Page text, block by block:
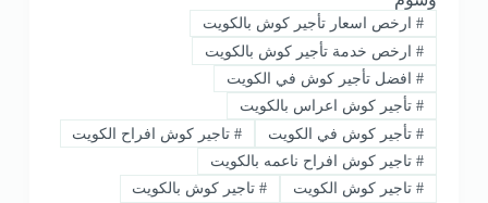
#ارخص اسعار تأجير كوش بالكويت
#ارخص خدمة تأجير كوش بالكويت
#افضل تأجير كوش في الكويت
#تأجير كوش اعراس بالكويت
#تأجير كوش في الكويت #تاجير كوش افراح الكويت
#تاجير كوش افراح ناعمه بالكويت
#تاجير كوش الكويت #تاجير كوش بالكويت